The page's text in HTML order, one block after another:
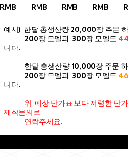
RMB
RMB
RMB
RMB
예시) 한달 총생산량 20,000장 주문
200장 모델과 300장 모델도
니다.
한달 총생산량 10,000장 주문 하
200장 모델과 300장 모델도
니다.
위 예상 단가표 보다 저렴한 단
제작문의로
연락주세요.